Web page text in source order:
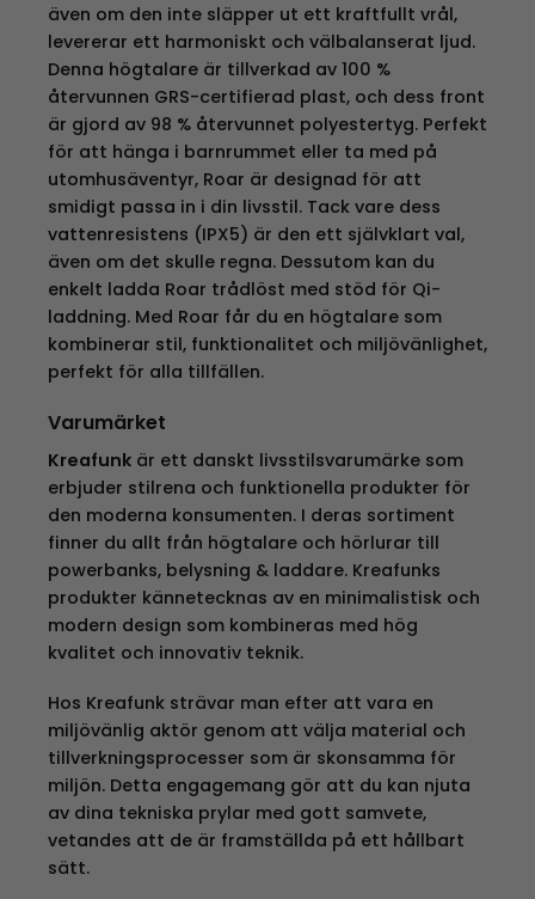
även om den inte släpper ut ett kraftfullt vrål,
levererar ett harmoniskt och välbalanserat ljud.
Denna högtalare är tillverkad av 100 %
återvunnen GRS-certifierad plast, och dess front
är gjord av 98 % återvunnet polyestertyg. Perfekt
för att hänga i barnrummet eller ta med på
utomhusäventyr, Roar är designad för att
smidigt passa in i din livsstil. Tack vare dess
vattenresistens (IPX5) är den ett självklart val,
även om det skulle regna. Dessutom kan du
enkelt ladda Roar trådlöst med stöd för Qi-
laddning. Med Roar får du en högtalare som
kombinerar stil, funktionalitet och miljövänlighet,
perfekt för alla tillfällen.
Varumärket
Kreafunkär ett danskt livsstilsvarumärke som
erbjuder stilrena och funktionella produkter för
den moderna konsumenten. I deras sortiment
finner du allt från högtalare och hörlurar till
powerbanks, belysning & laddare. Kreafunks
produkter kännetecknas av en minimalistisk och
modern design som kombineras med hög
kvalitet och innovativ teknik.
Hos Kreafunk strävar man efter att vara en
miljövänlig aktör genom att välja material och
tillverkningsprocesser som är skonsamma för
miljön. Detta engagemang gör att du kan njuta
av dina tekniska prylar med gott samvete,
vetandes att de är framställda på ett hållbart
sätt.